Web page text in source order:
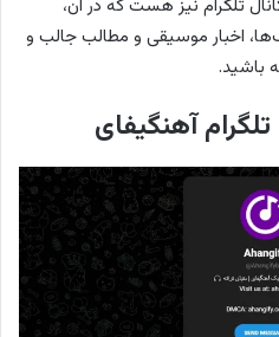
تلگرام نیز هست که در آن،
اخبار موسیقی و مطالب جالب و
باشید.